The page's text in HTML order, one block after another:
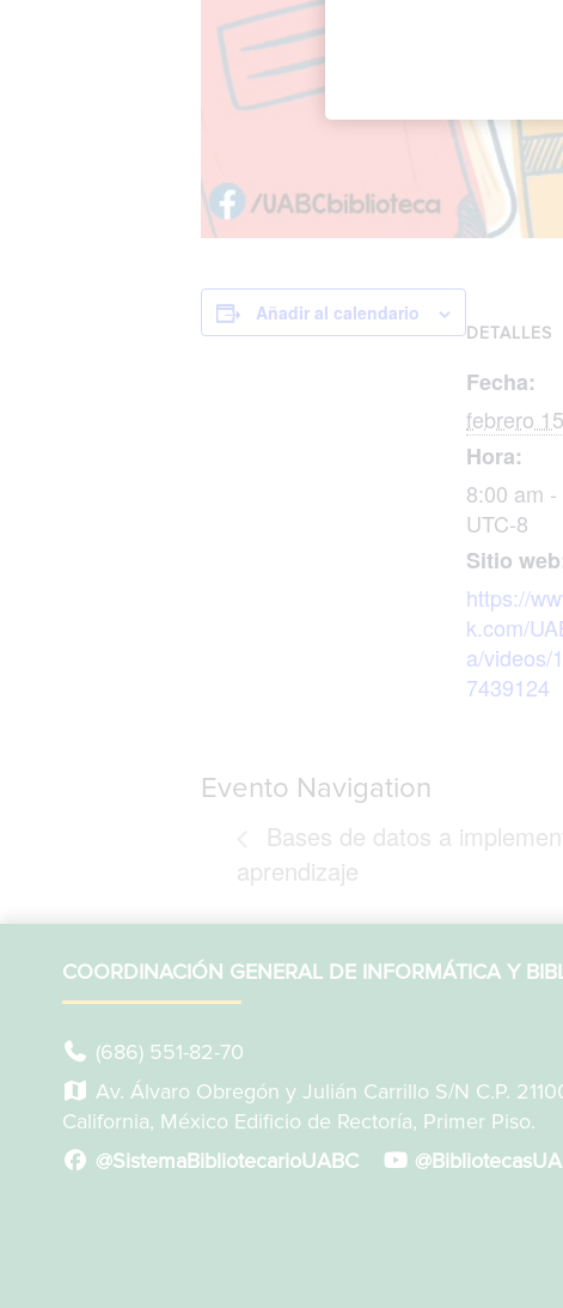
Añadir al calendario
DETALLES
Fecha:
febrero
Hora:
8:00 am
UTC-8
Sitio
https://
k.com/
a/videos/
7439124
Evento Navigation
Bases de datos a
aprendizaje
COORDINACIÓN GENERAL DE INFORMÁTICA Y
(686) 551-82-70
Av. Álvaro Obregón y Julián Carrillo S/N C.P.
California, México Edificio de Rectoría, Primer Piso.
@SistemaBibliotecarioUABC